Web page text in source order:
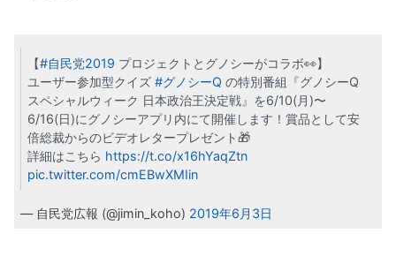
【#自民党2019 プロジェクトとグノシーがコラボ👀】
ユーザー参加型クイズ#グノシーQ の特別番組『グノシーQ
スペシャルウィーク 日本政治王決定戦』を6/10(月)〜
6/16(日)にグノシーアプリ内にて開催します！賞品として安
倍総裁からのビデオレタープレゼント🎁
詳細はこちら https://t.co/x16hYaqZtn
pic.twitter.com/cmEBwXMIin
— 自民党広報 (@jimin_koho) 2019年6月3日